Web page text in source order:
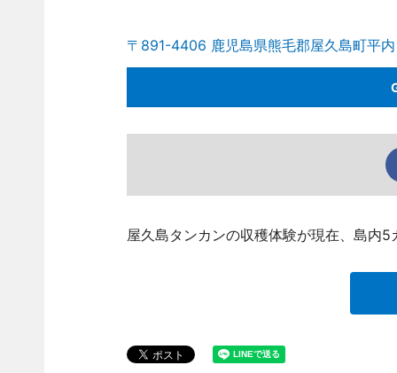
〒891-4406 鹿児島県熊毛郡屋久島町平
屋久島タンカンの収穫体験が現在、島内